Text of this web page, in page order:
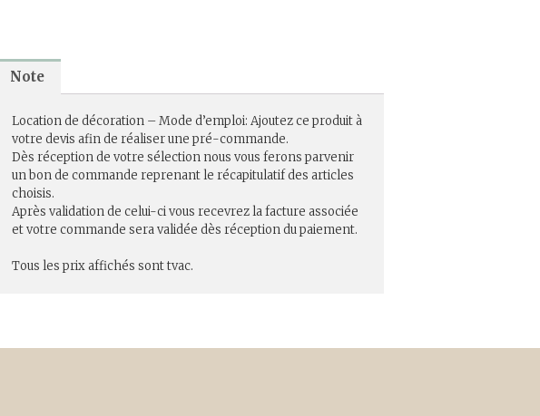
Note
Location de décoration – Mode d’emploi: Ajoutez ce produit à
votre devis afin de réaliser une pré-commande.
Dès réception de votre sélection nous vous ferons parvenir
un bon de commande reprenant le récapitulatif des articles
choisis.
Après validation de celui-ci vous recevrez la facture associée
et votre commande sera validée dès réception du paiement.
Tous les prix affichés sont tvac.